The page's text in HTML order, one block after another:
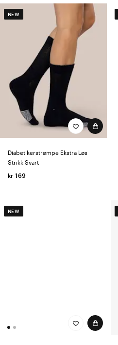
NEW
Diabetikerstrømpe Ekstra Løs
Strikk Svart
kr 169
NEW